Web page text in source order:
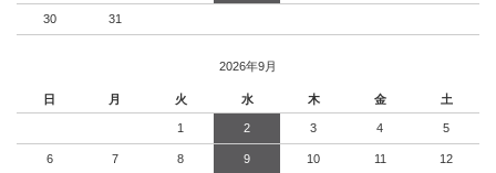
30 31
2026年9月
日 月 火 水 木 金 土
1 2 3 4 5
6 7 8 9 10 11 12